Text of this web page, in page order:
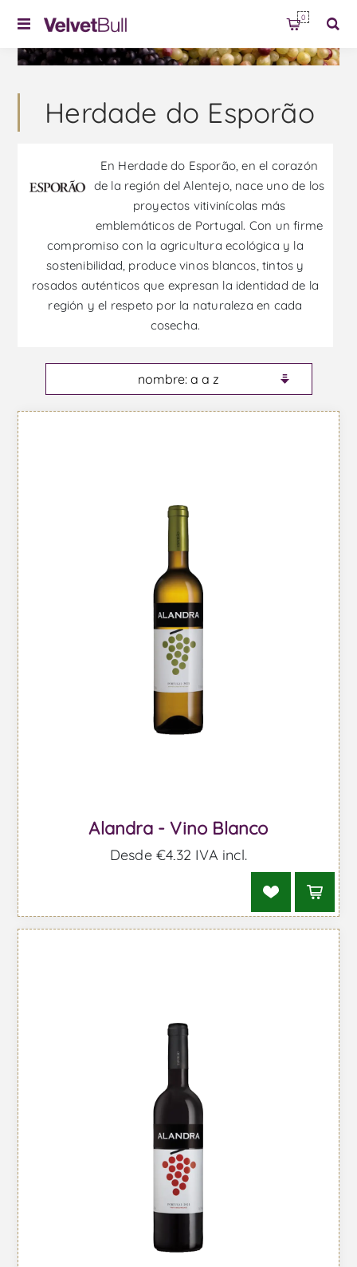
0
Herdade do Esporão
En Herdade do Esporão, en el corazón
de la región del Alentejo, nace uno de los
proyectos vitivinícolas más
emblemáticos de Portugal. Con un firme
compromiso con la agricultura ecológica y la
sostenibilidad, produce vinos blancos, tintos y
rosados auténticos que expresan la identidad de la
región y el respeto por la naturaleza en cada
cosecha.
Alandra - Vino Blanco
Desde €4,32 IVA incl.